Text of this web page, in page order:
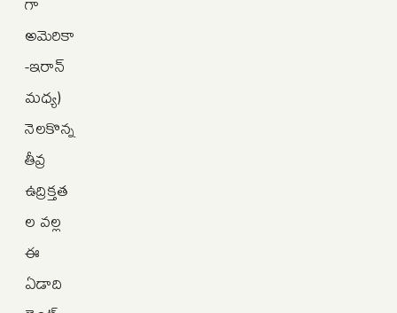
అమెరికా
-ఇరాన్
మధ్య)
నెలకొన్న
తీవ్ర
ఉద్రిక్తత
ల వల్ల
ఈ
ఏడాది